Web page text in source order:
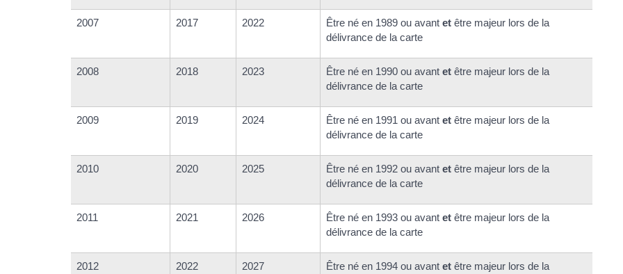
2007 2017 2022 Être né en 1989 ou avant et être majeur lors de la
délivrance de la carte
2008 2018 2023 Être né en 1990 ou avant et être majeur lors de la
délivrance de la carte
2009 2019 2024 Être né en 1991 ou avant et être majeur lors de la
délivrance de la carte
2010 2020 2025 Être né en 1992 ou avant et être majeur lors de la
délivrance de la carte
2011 2021 2026 Être né en 1993 ou avant et être majeur lors de la
délivrance de la carte
2012 2022 2027 Être né en 1994 ou avant et être majeur lors de la